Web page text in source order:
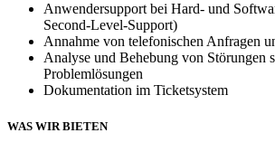
Anwendersupport bei Hard- und
Second-Level-Support)
Annahme von telefonischen Anfragen
Analyse und Behebung von Störungen
Problemlösungen
Dokumentation im Ticketsystem
WAS WIR BIETEN